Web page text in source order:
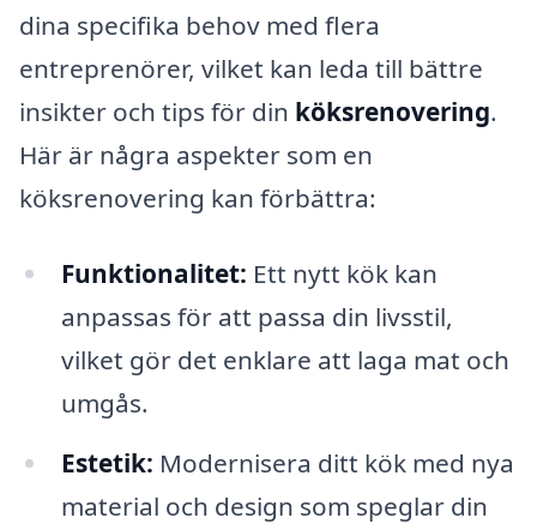
dina specifika behov med flera
entreprenörer, vilket kan leda till bättre
insikter och tips för din köksrenovering.
Här är några aspekter som en
köksrenovering kan förbättra:
Funktionalitet: Ett nytt kök kan
anpassas för att passa din livsstil,
vilket gör det enklare att laga mat och
umgås.
Estetik: Modernisera ditt kök med nya
material och design som speglar din